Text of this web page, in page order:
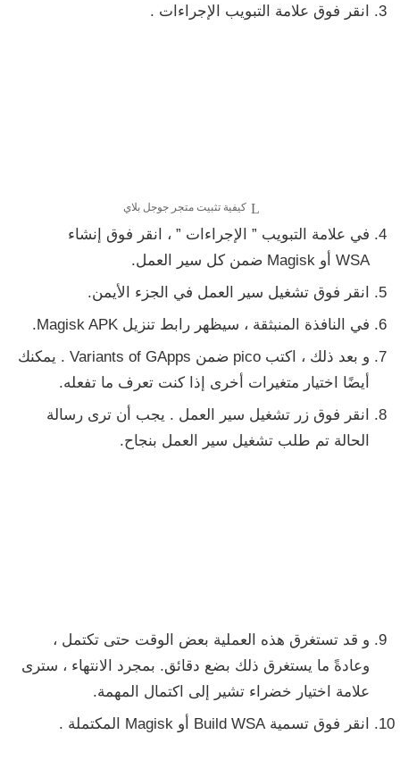
انقر فوق علامة التبويب
الإجراءات .
كيفية تثبيت متجر جوجل بلاي
في علامة التبويب ” الإجراءات ” ، انقر فوق
إنشاء
WSA أو Magisk ضمن كل سير العمل.
انقر فوق تشغيل سير العمل في الجزء الأيمن.
في النافذة المنبثقة ، سيظهر رابط تنزيل Magisk APK.
و بعد ذلك ، اكتب pico ضمن Variants of GApps
. يمكنك
أيضًا اختيار متغيرات أخرى إذا كنت تعرف ما تفعله.
انقر فوق زر تشغيل سير العمل . يجب أن ترى رسالة
الحالة تم طلب تشغيل سير العمل بنجاح.
و قد تستغرق هذه العملية بعض الوقت حتى تكتمل ،
وعادةً ما يستغرق ذلك بضع دقائق. بمجرد الانتهاء ، سترى
علامة اختيار خضراء تشير إلى اكتمال المهمة.
انقر فوق تسمية Build WSA أو Magisk المكتملة .